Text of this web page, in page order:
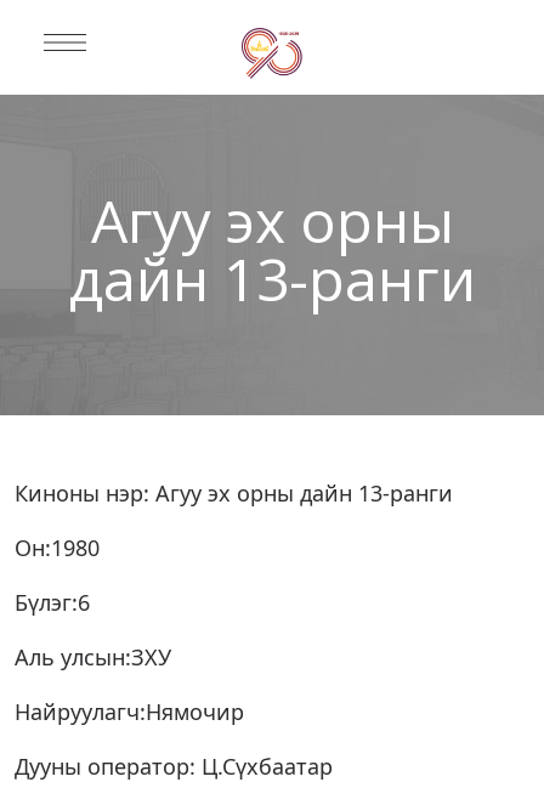
Агуу эх орны
дайн 13-ранги
Киноны нэр: Агуу эх орны дайн 13-ранги
Он:1980
Бүлэг:6
Аль улсын:ЗХУ
Найруулагч:Нямочир
Дууны оператор: Ц.Сүхбаатар